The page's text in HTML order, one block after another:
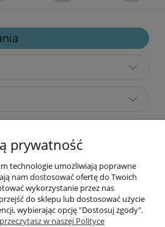
spełniających podane kryteria.
Informacje
i koszty dostawy
prywatność
technologie umożliwiają poprawne
nam dostosować ofertę do Twoich
wykorzystanie przez nas
do sklepu lub dostosować użycie
wybierając opcję "Dostosuj zgody".
w naszej Polityce